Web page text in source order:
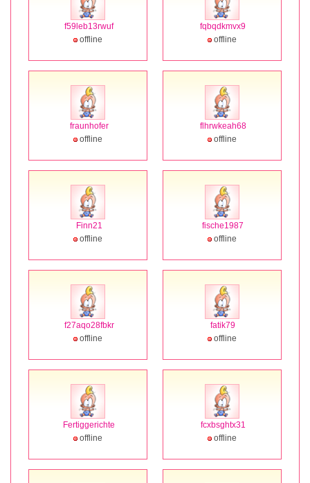
f59leb13rwuf
offline
fqbqdkmvx9
offline
fraunhofer
offline
flhrwkeah68
offline
Finn21
offline
fische1987
offline
f27aqo28fbkr
offline
fatik79
offline
Fertiggerichte
offline
fcxbsghtx31
offline